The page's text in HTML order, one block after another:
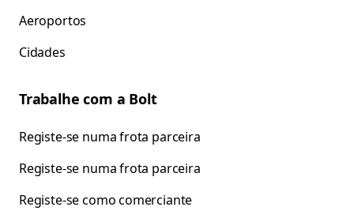
Aeroportos
Cidades
Trabalhe com a Bolt
Registe-se numa frota parceira
Registe-se numa frota parceira
Registe-se como comerciante